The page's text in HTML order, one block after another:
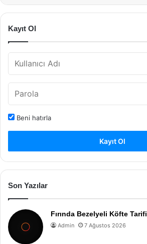
Kayıt Ol
Beni hatırla
Kayıt Ol
Son Yazılar
Fırında Bezelyeli Köfte Tarifi
Admin 7 Ağustos 2026